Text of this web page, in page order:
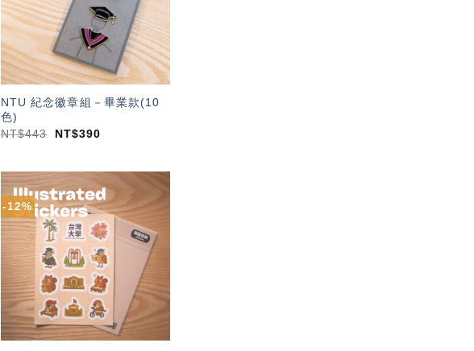
NTU 紀念徽章組－畢業款(10
色)
NT$443 NT$390
-12%
「願
望輕
單」